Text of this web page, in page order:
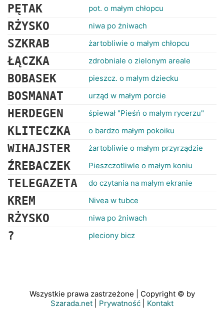
PĘTAK pot. o małym chłopcu
RŻYSKO niwa po żniwach
SZKRAB żartobliwie o małym chłopcu
ŁĄCZKA zdrobniale o zielonym areale
BOBASEK pieszcz. o małym dziecku
BOSMANAT urząd w małym porcie
HERDEGEN śpiewał "Pieśń o małym rycerzu"
KLITECZKA o bardzo małym pokoiku
WIHAJSTER żartobliwie o małym przyrządzie
ŹREBACZEK Pieszczotliwle o małym koniu
TELEGAZETA do czytania na małym ekranie
KREM Nivea w tubce
RŻYSKO niwa po żniwach
? pleciony bicz
Wszystkie prawa zastrzeżone | Copyright © by
Szarada.net
Prywatność Kontakt